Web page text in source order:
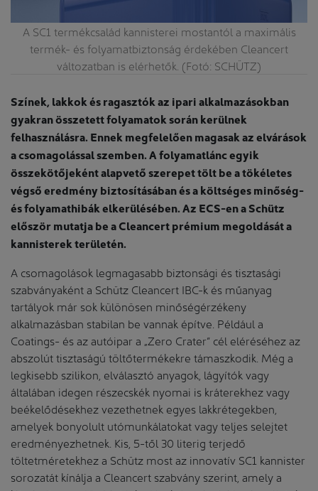
A SC1 termékcsalád kannisterei mostantól a maximális
termék- és folyamatbiztonság érdekében Cleancert
változatban is elérhetők. (Fotó: SCHÜTZ)
Színek, lakkok és ragasztók az ipari alkalmazásokban
gyakran összetett folyamatok során kerülnek
felhasználásra. Ennek megfelelően magasak az elvárások
a csomagolással szemben. A folyamatlánc egyik
összekötőjeként alapvető szerepet tölt be a tökéletes
végső eredmény biztosításában és a költséges minőség-
és folyamathibák elkerülésében. Az ECS-en a Schütz
először mutatja be a Cleancert prémium megoldását a
kannisterek területén.
A csomagolások legmagasabb biztonsági és tisztasági
szabványaként a Schütz Cleancert IBC-k és műanyag
tartályok már sok különösen minőségérzékeny
alkalmazásban stabilan be vannak építve. Például a
Coatings- és az autóipar a „Zero Crater” cél eléréséhez az
abszolút tisztaságú töltőtermékekre támaszkodik. Még a
legkisebb szilikon, elválasztó anyagok, lágyítók vagy
általában idegen részecskék nyomai is kráterekhez vagy
beékelődésekhez vezethetnek egyes lakkrétegekben,
amelyek bonyolult utómunkálatokat vagy teljes selejtet
eredményezhetnek. Kis, 5-től 30 literig terjedő
töltetméretekhez a Schütz most az innovatív SC1 kannister
sorozatát kínálja a Cleancert szabvány szerint, amely a